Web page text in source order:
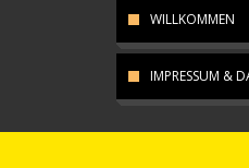
WILLKOMMEN
IMPRESSUM &